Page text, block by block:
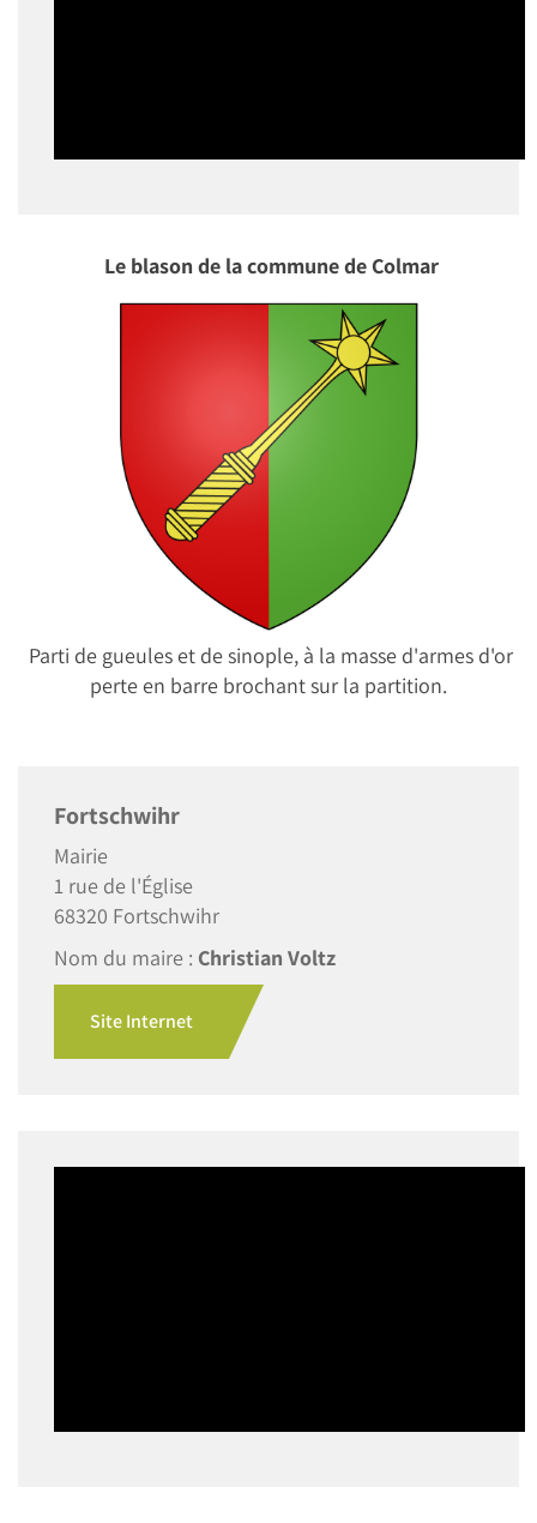
Le blason de la commune de Colmar
Parti de gueules et de sinople, à la masse d'armes d'or
perte en barre brochant sur la partition.
Fortschwihr
Mairie
1 rue de l'Église
68320 Fortschwihr
Nom du maire : Christian Voltz
Site Internet